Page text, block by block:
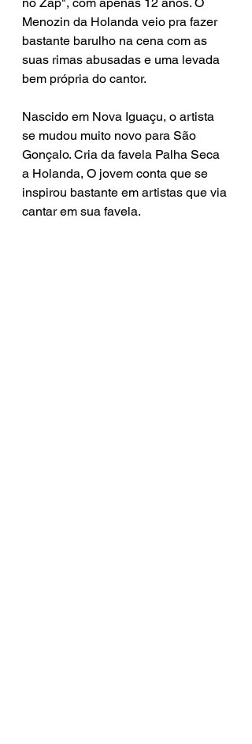
Menozin da Holanda veio pra fazer
bastante barulho na cena com as
suas rimas abusadas e uma levada
bem própria do cantor.
Nascido em Nova Iguaçu, o artista
se mudou muito novo para São
Gonçalo. Cria da favela Palha Seca
a Holanda, O jovem conta que se
inspirou bastante em artistas que via
cantar em sua favela.